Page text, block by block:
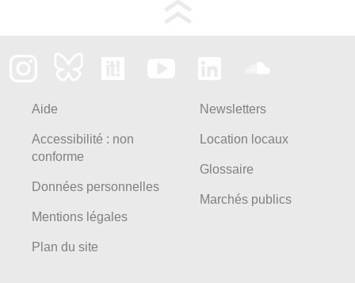
Aide
Accessibilité : non
conforme
Données personnelles
Mentions légales
Plan du site
Newsletters
Location locaux
Glossaire
Marchés publics